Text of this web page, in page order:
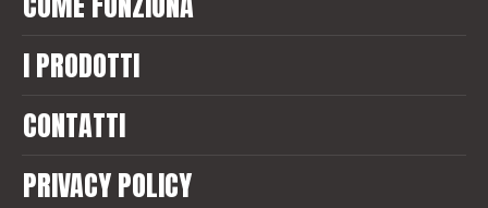
I PRODOTTI
CONTATTI
PRIVACY POLICY